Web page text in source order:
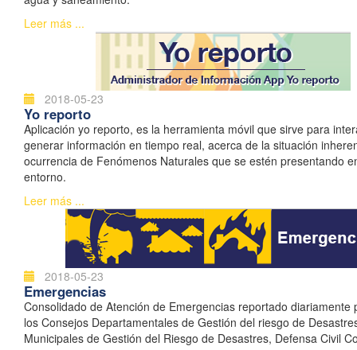
Leer más ...
2018-05-23
Yo reporto
Aplicación yo reporto, es la herramienta móvil que sirve para
generar información en tiempo real, acerca de la situación
ocurrencia de Fenómenos Naturales que se estén presentando
entorno.
Leer más ...
2018-05-23
Emergencias
Consolidado de Atención de Emergencias reportado diariamente
los Consejos Departamentales de Gestión del riesgo de
Municipales de Gestión del Riesgo de Desastres, Defensa Civil